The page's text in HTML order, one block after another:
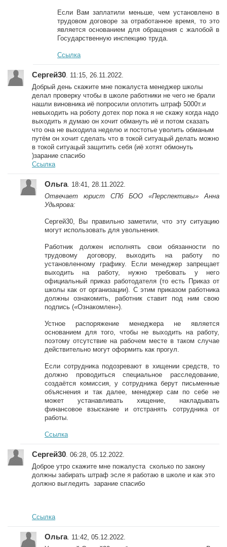
Если Вам заплатили меньше, чем установлено в
трудовом договоре за отработанное время, то это
является основанием для обращения с жалобой в
Государственную инспекцию труда.
Ссылка
Сергей30 . 11:15, 26.11.2022.
Добрый день скажите мне пожалуста менеджер школы
делал проверку чтобы в школе работники не чего не брали
нашли виновника иё попросили оплотить штраф 5000т.и
невыходить на роботу дотех пор пока я не скажу когда надо
выходить я думаю он хочит обмануть иё и потом сказать
что она не выходила неделю и постотье уволить обманым
путём он хочит сделать что в токой ситуацый делать можно
в токой ситуацый защитить себя (иё хотят обмонуть
)зарание спасибо
Ссылка
Ольга. 18:41, 28.11.2022.
Отвечает юрист СПб БОО «Перспективы» Анна
Удьярова:
Сергей30, Вы правильно заметили, что эту ситуацию
могут использовать для увольнения.
Работник должен исполнять свои обязанности по
трудовому договору, выходить на работу по
установленному графику. Если менеджер запрещает
выходить на работу, нужно требовать у него
официальный приказ работодателя (то есть Приказ от
школы как от организации). С этим приказом работника
должны ознакомить, работник ставит под ним свою
подпись («Ознакомлен»).
Устное распоряжение менеджера не является
основанием для того, чтобы не выходить на работу,
поэтому отсутствие на рабочем месте в таком случае
действительно могут оформить как прогул.
Если сотрудника подозревают в хищении средств, то
должно проводиться специальное расследование,
создаётся комиссия, у сотрудника берут письменные
объяснения и так далее, менеджер сам по себе не
может устанавливать хищение, накладывать
финансовое взыскание и отстранять сотрудника от
работы.
Ссылка
Сергей30 . 06:28, 05.12.2022.
Доброе утро скажите мне пожалуста сколько по закону
должны забирать штраф эсле я работаю в школе и как это
должно выгледить зарание спасибо
Ссылка
Ольга. 11:42, 05.12.2022.